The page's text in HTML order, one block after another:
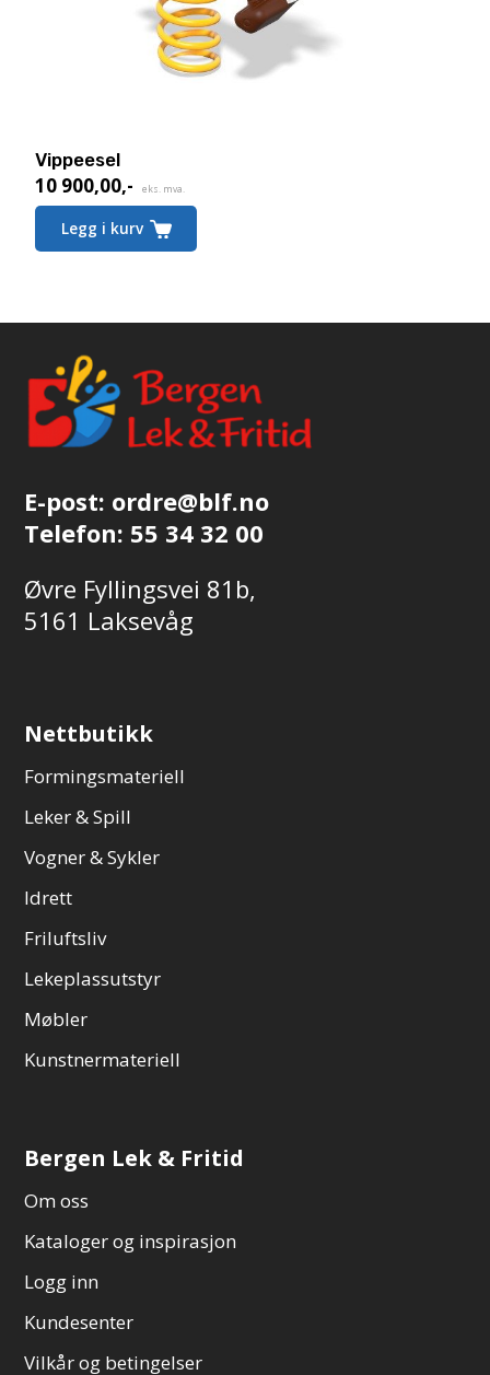
Vippeesel
10 900,00,- eks. mva.
Legg i kurv
E-post: ordre@blf.no
Telefon: 55 34 32 00
Øvre Fyllingsvei 81b,
5161 Laksevåg
Nettbutikk
Formingsmateriell
Leker & Spill
Vogner & Sykler
Idrett
Friluftsliv
Lekeplassutstyr
Møbler
Kunstnermateriell
Bergen Lek & Fritid
Om oss
Kataloger og inspirasjon
Logg inn
Kundesenter
Vilkår og betingelser